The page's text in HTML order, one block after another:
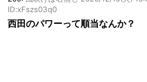
209:風吹けば名無し
2020/12/15(火)
ID:xFszs03q0
西田のパワーって順当なんか？